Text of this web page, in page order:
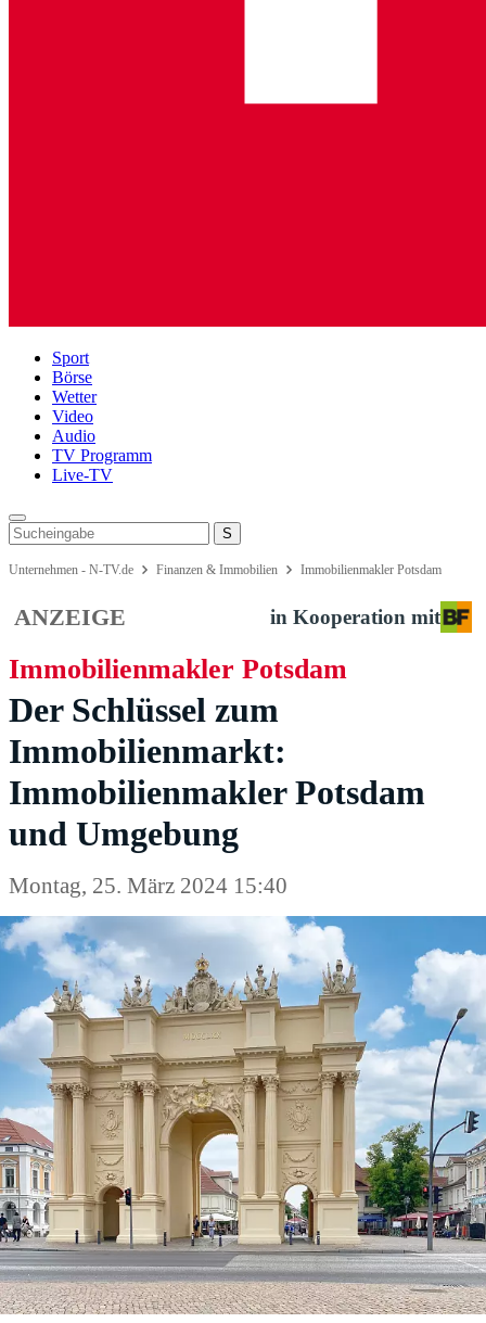
Sport
Börse
Wetter
Video
Audio
TV Programm
Live-TV
Unternehmen - N-TV.de Finanzen & Immobilien Immobilienmakler Potsdam
ANZEIGE in Kooperation mit
Immobilienmakler Potsdam
Der Schlüssel zum
Immobilienmarkt:
Immobilienmakler Potsdam
und Umgebung
Montag, 25. März 2024 15:40